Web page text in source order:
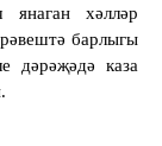
хәлләр
барлыгы
дәрәҗәдә каза